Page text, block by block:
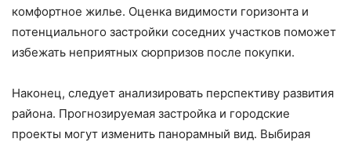
комфортное жилье. Оценка видимости горизонта и
потенциального застройки соседних участков поможет
избежать неприятных сюрпризов после покупки.
Наконец, следует анализировать перспективу развития
района. Прогнозируемая застройка и городские
проекты могут изменить панорамный вид. Выбирая